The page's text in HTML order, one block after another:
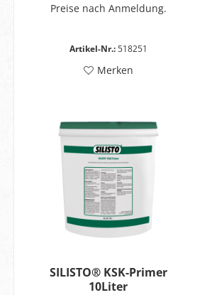
Preise nach Anmeldung.
Artikel-Nr.:518251
Merken
SILISTO® KSK-Primer
10Liter